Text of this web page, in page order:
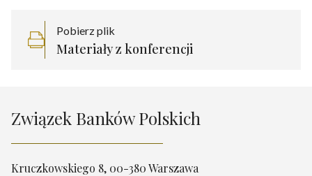
Pobierz plik
Materiały z konferencji
Związek Banków Polskich
Kruczkowskiego 8, 00-380 Warszawa